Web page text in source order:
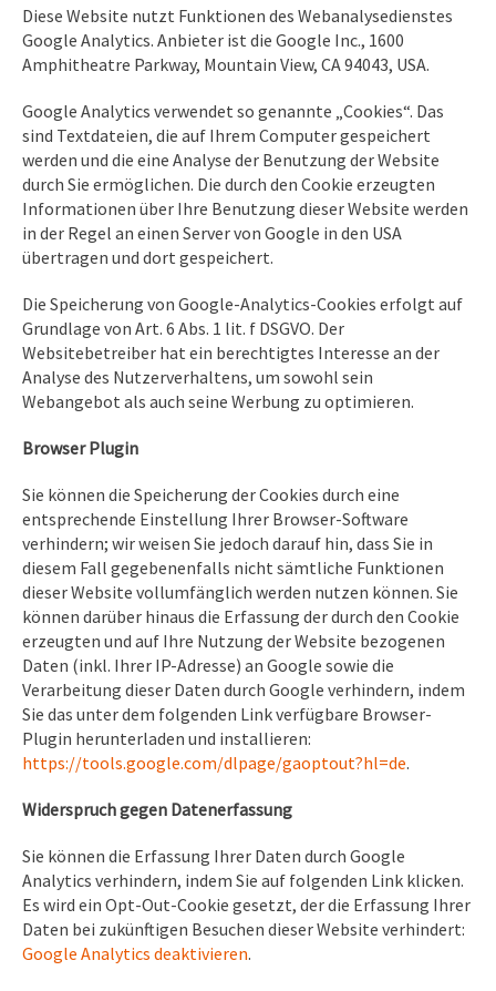
Diese Website nutzt Funktionen des Webanalysedienstes
Google Analytics. Anbieter ist die Google Inc., 1600
Amphitheatre Parkway, Mountain View, CA 94043, USA.
Google Analytics verwendet so genannte „Cookies“. Das
sind Textdateien, die auf Ihrem Computer gespeichert
werden und die eine Analyse der Benutzung der Website
durch Sie ermöglichen. Die durch den Cookie erzeugten
Informationen über Ihre Benutzung dieser Website werden
in der Regel an einen Server von Google in den USA
übertragen und dort gespeichert.
Die Speicherung von Google-Analytics-Cookies erfolgt auf
Grundlage von Art. 6 Abs. 1 lit. f DSGVO. Der
Websitebetreiber hat ein berechtigtes Interesse an der
Analyse des Nutzerverhaltens, um sowohl sein
Webangebot als auch seine Werbung zu optimieren.
Browser Plugin
Sie können die Speicherung der Cookies durch eine
entsprechende Einstellung Ihrer Browser-Software
verhindern; wir weisen Sie jedoch darauf hin, dass Sie in
diesem Fall gegebenenfalls nicht sämtliche Funktionen
dieser Website vollumfänglich werden nutzen können. Sie
können darüber hinaus die Erfassung der durch den Cookie
erzeugten und auf Ihre Nutzung der Website bezogenen
Daten (inkl. Ihrer IP-Adresse) an Google sowie die
Verarbeitung dieser Daten durch Google verhindern, indem
Sie das unter dem folgenden Link verfügbare Browser-
Plugin herunterladen und installieren:
https://tools.google.com/dlpage/gaoptout?hl=de.
Widerspruch gegen Datenerfassung
Sie können die Erfassung Ihrer Daten durch Google
Analytics verhindern, indem Sie auf folgenden Link klicken.
Es wird ein Opt-Out-Cookie gesetzt, der die Erfassung Ihrer
Daten bei zukünftigen Besuchen dieser Website verhindert:
Google Analytics deaktivieren.